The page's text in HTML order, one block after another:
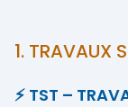
1. TRAVAUX
⚡ TST –